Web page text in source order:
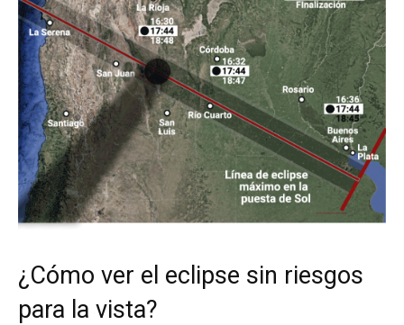
¿Cómo ver el eclipse sin riesgos
para la vista?